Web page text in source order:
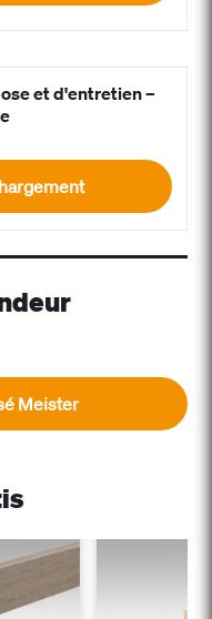
et d'entretien –
Meister